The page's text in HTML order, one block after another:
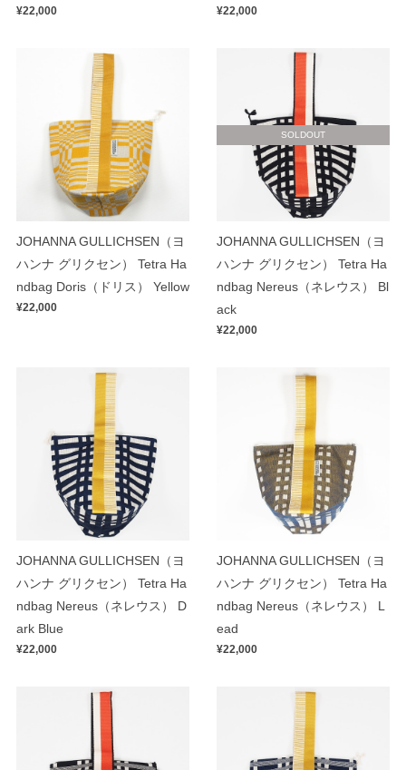
¥22,000 ¥22,000
JOHANNA GULLICHSEN（ヨ
ハンナ グリクセン） Tetra Ha
ndbag Doris（ドリス） Yellow
¥22,000
SOLDOUT
JOHANNA GULLICHSEN（ヨ
ハンナ グリクセン） Tetra Ha
ndbag Nereus（ネレウス） Bl
ack
¥22,000
JOHANNA GULLICHSEN（ヨ
ハンナ グリクセン） Tetra Ha
ndbag Nereus（ネレウス） D
ark Blue
¥22,000
JOHANNA GULLICHSEN（ヨ
ハンナ グリクセン） Tetra Ha
ndbag Nereus（ネレウス） L
ead
¥22,000